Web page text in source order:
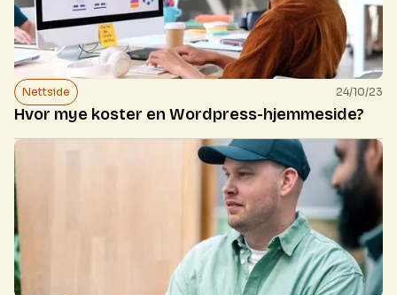
Nettside 24/10/23
Hvor mye koster en Wordpress-hjemmeside?